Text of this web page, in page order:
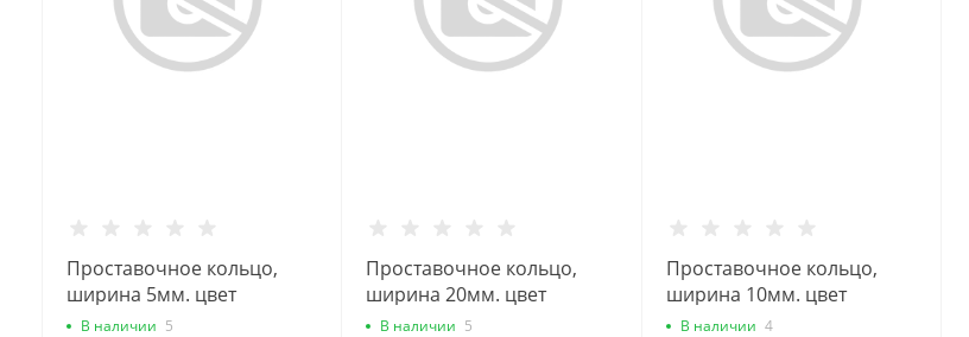
Проставочное кольцо,
ширина 5мм. цвет
черный, инд.упак.
В наличии 5
Проставочное кольцо,
ширина 20мм. цвет
черный, инд.упак.
В наличии 5
Проставочное кольцо,
ширина 10мм. цвет
черный, инд.упак.
В наличии 4